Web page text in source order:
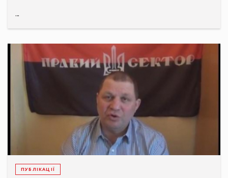
...
ПУБЛІКАЦІЇ